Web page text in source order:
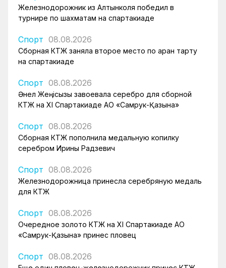
Железнодорожник из Алтынколя победил в
турнире по шахматам на спартакиаде
Спорт 08.08.2026
Сборная КТЖ заняла второе место по арқан тарту
на спартакиаде
Спорт 08.08.2026
Әнел Жеңісқызы завоевала серебро для сборной
КТЖ на XI Спартакиаде АО «Самрук-Қазына»
Спорт 08.08.2026
Сборная КТЖ пополнила медальную копилку
серебром Ирины Радзевич
Спорт 08.08.2026
Железнодорожница принесла серебряную медаль
для КТЖ
Спорт 08.08.2026
Очередное золото КТЖ на XI Спартакиаде АО
«Самрук-Қазына» принес пловец
Спорт 08.08.2026